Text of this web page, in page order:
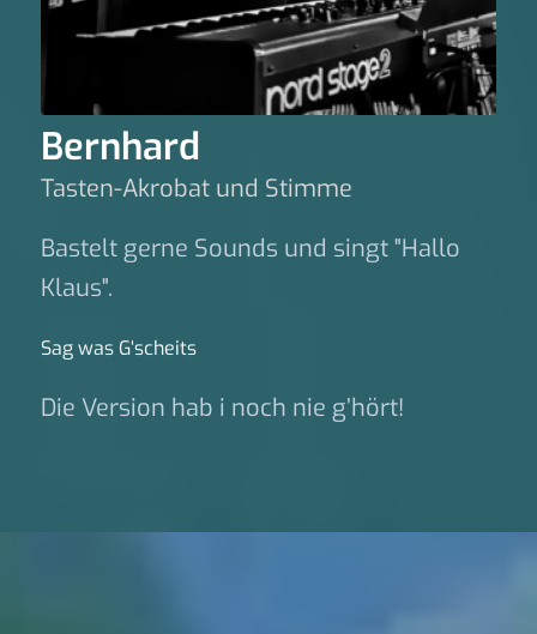
Bernhard
Tasten-Akrobat und Stimme
Bastelt gerne Sounds und singt "Hallo
Klaus".
Sag was G‘scheits
Die Version hab i noch nie g’hört!